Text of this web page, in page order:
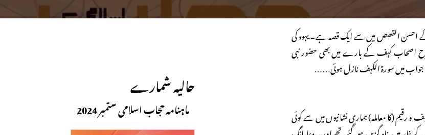
القصص میں سے ایک قصہ ہے۔ یہود کی
اصحاب کہف کے بارے میں بھی حضور نبی
میں سورۃ الکہف نازل ہوئی……
و رقیم (کا معاملہ) ہماری نشانیوں میں سے کوئی
حالیہ شمارے
ماہنامہ حجاب اسلامی ستمبر 2024